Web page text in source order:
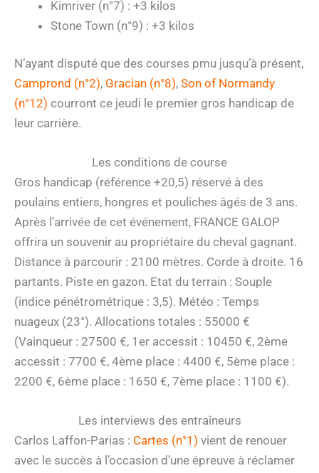
Kimriver (n°7) : +3 kilos
Stone Town (n°9) : +3 kilos
N’ayant disputé que des courses pmu jusqu’à présent,
Camprond (n°2), Gracian (n°8), Son of Normandy
(n°12) courront ce jeudi le premier gros handicap de
leur carrière.
Les conditions de course
Gros handicap (référence +20,5) réservé à des
poulains entiers, hongres et pouliches âgés de 3 ans.
Après l’arrivée de cet événement, FRANCE GALOP
offrira un souvenir au propriétaire du cheval gagnant.
Distance à parcourir : 2100 mètres. Corde à droite. 16
partants. Piste en gazon. Etat du terrain : Souple
(indice pénétrométrique : 3,5). Météo : Temps
nuageux (23°). Allocations totales : 55000 €
(Vainqueur : 27500 €, 1er accessit : 10450 €, 2ème
accessit : 7700 €, 4ème place : 4400 €, 5ème place :
2200 €, 6ème place : 1650 €, 7ème place : 1100 €).
Les interviews des entraîneurs
Carlos Laffon-Parias : Cartes (n°1) vient de renouer
avec le succès à l’occasion d’une épreuve à réclamer